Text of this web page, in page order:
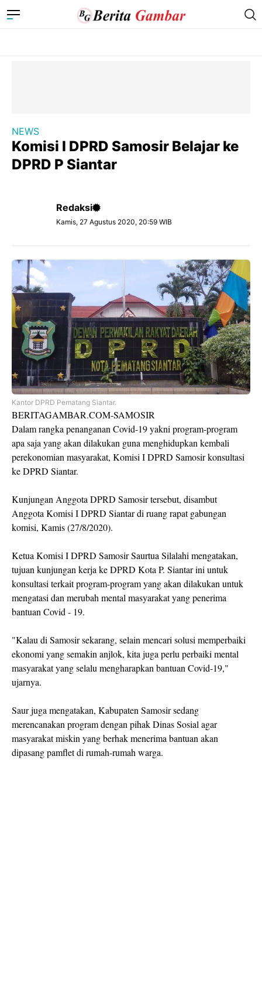
NEWS
Komisi I DPRD Samosir Belajar ke
DPRD P Siantar
Redaksi
Kamis, 27 Agustus 2020, 20:59 WIB
Kantor DPRD Pematang Siantar.
BERITAGAMBAR.COM-SAMOSIR
Dalam rangka penanganan Covid-19 yakni program-program
apa saja yang akan dilakukan guna menghidupkan kembali
perekonomian masyarakat, Komisi I DPRD Samosir konsultasi
ke DPRD Siantar.
Kunjungan Anggota DPRD Samosir tersebut, disambut
Anggota Komisi I DPRD Siantar di ruang rapat gabungan
komisi, Kamis (27/8/2020).
Ketua Komisi I DPRD Samosir Saurtua Silalahi mengatakan,
tujuan kunjungan kerja ke DPRD Kota P. Siantar ini untuk
konsultasi terkait program-program yang akan dilakukan untuk
mengatasi dan merubah mental masyarakat yang penerima
bantuan Covid - 19.
"Kalau di Samosir sekarang, selain mencari solusi memperbaiki
ekonomi yang semakin anjlok, kita juga perlu perbaiki mental
masyarakat yang selalu mengharapkan bantuan Covid-19,"
ujarnya.
Saur juga mengatakan, Kabupaten Samosir sedang
merencanakan program dengan pihak Dinas Sosial agar
masyarakat miskin yang berhak menerima bantuan akan
dipasang pamflet di rumah-rumah warga.